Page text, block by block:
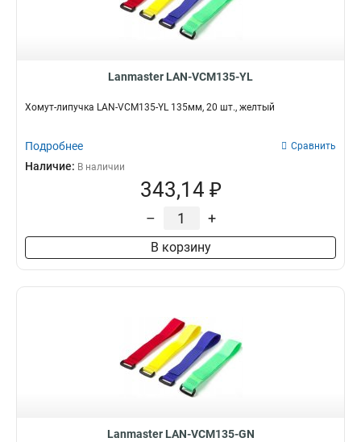
Lanmaster LAN-VCM135-YL
Хомут-липучка LAN-VCM135-YL 135мм, 20 шт., желтый
Подробнее Сравнить
Наличие: В наличии
343,14 ₽
– +
В корзину
Lanmaster LAN-VCM135-GN